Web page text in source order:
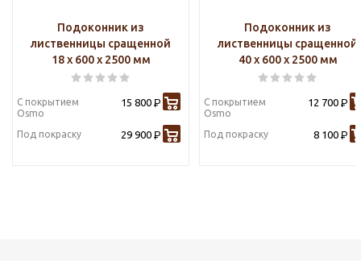
Подоконник из
лиственницы сращенной
18 х 600 х 2500 мм
С покрытием
Osmo
15 800 Р
Под покраску 29 900 Р
Подоконник из
лиственницы сращенной
40 х 600 х 2500 мм
С покрытием
Osmo
12 700 Р
Под покраску 8 100 Р